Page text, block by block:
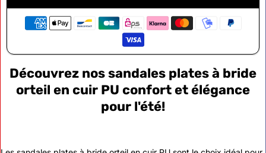
Découvrez nos sandales plates à bride
orteil en cuir PU confort et élégance
pour l'été!